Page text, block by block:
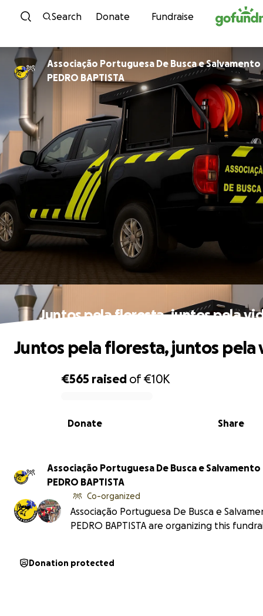
Skip to content
Search Donate Fundraise
Associação Portuguesa De Busca e Salvamento
PEDRO BAPTISTA
Juntos pela floresta, juntos pela
0% complete
€565 raised of€10K
Share
Donate
Juntos pela floresta, juntos pela
Associação Portuguesa De Busca e Salvamento
PEDRO BAPTISTA
Co-organized
Associação Portuguesa De Busca e
PEDRO BAPTISTA are organizing this
Donation protected